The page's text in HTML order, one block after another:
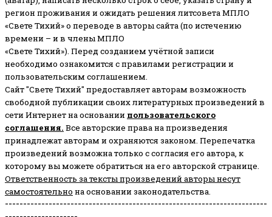
регион проживания и ожидать решения литсовета МПЛО
«Свете Тихий» о переводе в авторы сайта (по истечению
времени – и в члены МПЛО
«Свете Тихий»). Перед созданием учётной записи
необходимо ознакомится с правилами регистрации и
пользовательским соглашением.
Сайт "Свете Тихий" предоставляет авторам возможность
свободной публикации своих литературных произведений в
сети Интернет на основании пользовательского
соглашения. Все авторские права на произведения
принадлежат авторам и охраняются законом. Перепечатка
произведений возможна только с согласия его автора, к
которому вы можете обратиться на его авторской странице.
Ответственность за тексты произведений авторы несут
самостоятельно на основании законодательства.
------------------------------------------------------------------------